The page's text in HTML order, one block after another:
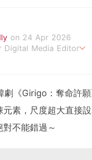
on 24 Apr 2026
Digital Media Editor
《Girigo：奪命許
素，尺度超大直接
不能錯過～